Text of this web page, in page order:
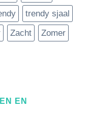
trendy sjaal
Zacht Zomer
EN